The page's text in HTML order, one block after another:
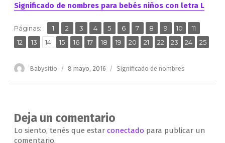
Significado de nombres para bebés niños con letra L
Páginas: Página
1 ,
Página
2 ,Página
3 ,
Página
4 ,Página
5 ,Página
6 ,
Página
7 ,
Página
8 ,
Página
9 ,
Página
10 ,
Página
11
Página
12 ,
Página
13 ,
Página
14 ,
Página
15 ,
Página
16 ,
Página
17 ,
Página
18 ,
Página
19 ,
Página
20 ,
Página
21 ,
Página
22 ,
Página
23 ,
Página
24 ,
Página
25
Autor
Babysitio
Publicado
8 mayo, 2016 Categorías
Significado de nombres
Deja un comentario
Lo siento, tenés que estar conectado para publicar un
comentario.